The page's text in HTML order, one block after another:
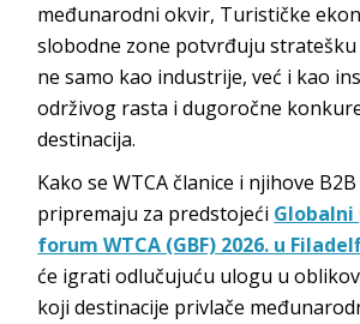
međunarodni okvir, Turističke
slobodne zone potvrđuju
ne samo kao industrije, već i kao
održivog rasta i dugoročne
destinacija.
Kako se WTCA članice i njihove
pripremaju za predstojeći Globalni
forum WTCA (GBF) 2026. u
će igrati odlučujuću ulogu u
koji destinacije privlače